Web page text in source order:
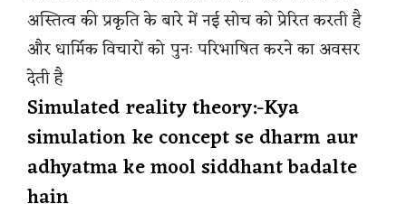
अस्तित्व की प्रकृति के बारे में नई सोच को प्रेरित करती है
और धार्मिक विचारों को पुनः परिभाषित करने का अवसर
देती है
Simulated reality theory:-Kya
simulation ke concept se dharm aur
adhyatma ke mool siddhant badalte